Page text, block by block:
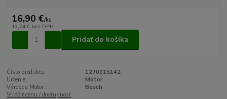
16,90 €/ks
13,74 € bez DPH
Pridať do košíka
Číslo produktu:
1270015142
Určenie:
Motor
Výrobca Motor:
Bosch
Strážiť cenu / dostupnosť